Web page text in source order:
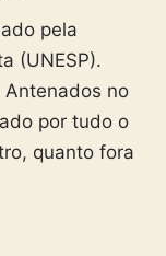
pela
(UNESP).
Antenados no
por tudo o
quanto fora